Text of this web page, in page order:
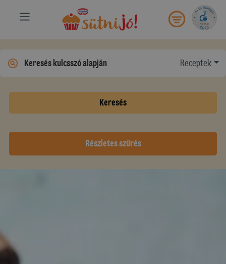
Receptek
Keresés
Részletes szűrés